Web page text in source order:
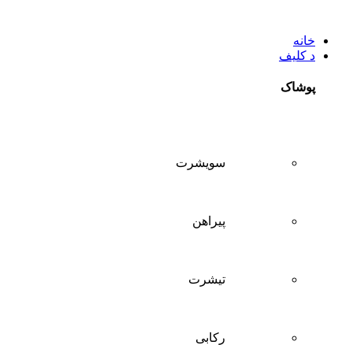
خانه
د کلیف
پوشاک
سويشرت
پیراهن
تيشرت
ركابی